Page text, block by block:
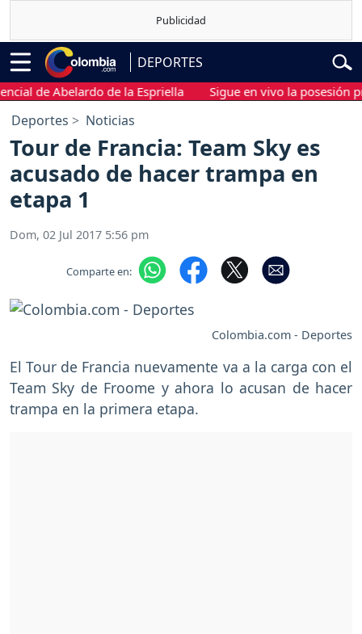
DEPORTES
Abelardo de la Espriella Sigue en vivo la posesión
Deportes Noticias
Tour de Francia: Team Sky es
acusado de hacer trampa en
etapa 1
Dom, 02 Jul 2017 5:56 pm
Comparte en:
Colombia.com - Deportes
El Tour de Francia nuevamente va a la carga con el
Team Sky de Froome y ahora lo acusan de hacer
trampa en la primera etapa.